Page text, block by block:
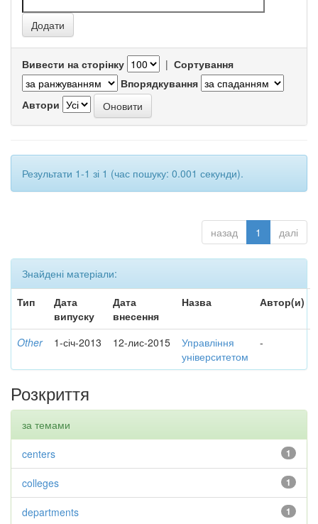
Вивести на сторінку | Сортування
Впорядкування
Автори
Результати 1-1 зі 1 (час пошуку: 0.001 секунди).
назад 1 далі
Знайдені матеріали:
Тип
Дата
випуску
Дата
внесення
Назва Автор(и)
Other 1-січ-2013 12-лис-2015
Управління
університетом
-
Розкриття
за темами
1
centers
1
colleges
1
departments